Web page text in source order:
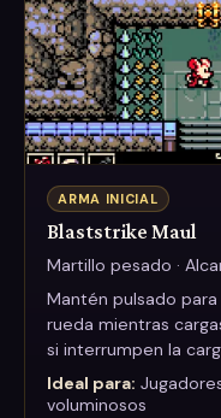
ARMA INICIAL
Blaststrike Maul
Martillo pesado ·
Mantén pulsado
rueda mientras
si interrumpen la
Ideal para:
voluminosos